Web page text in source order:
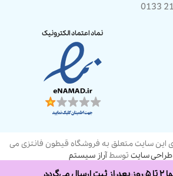
نماد اعتماد الکترونیک
این سایت متعلق به فروشگاه قیطون فانتزی می
طراحی سایت توسطآراز سیستم